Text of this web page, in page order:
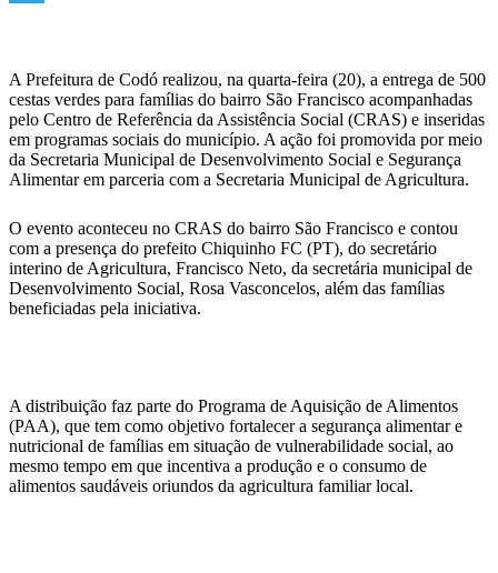
A Prefeitura de Codó realizou, na quarta-feira (20), a entrega de 500
cestas verdes para famílias do bairro São Francisco acompanhadas
pelo Centro de Referência da Assistência Social (CRAS) e inseridas
em programas sociais do município. A ação foi promovida por meio
da Secretaria Municipal de Desenvolvimento Social e Segurança
Alimentar em parceria com a Secretaria Municipal de Agricultura.
O evento aconteceu no CRAS do bairro São Francisco e contou
com a presença do prefeito Chiquinho FC (PT), do secretário
interino de Agricultura, Francisco Neto, da secretária municipal de
Desenvolvimento Social, Rosa Vasconcelos, além das famílias
beneficiadas pela iniciativa.
A distribuição faz parte do Programa de Aquisição de Alimentos
(PAA), que tem como objetivo fortalecer a segurança alimentar e
nutricional de famílias em situação de vulnerabilidade social, ao
mesmo tempo em que incentiva a produção e o consumo de
alimentos saudáveis oriundos da agricultura familiar local.